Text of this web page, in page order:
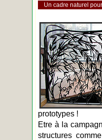
Un cadre naturel
prototypes !
Etre à la
structures